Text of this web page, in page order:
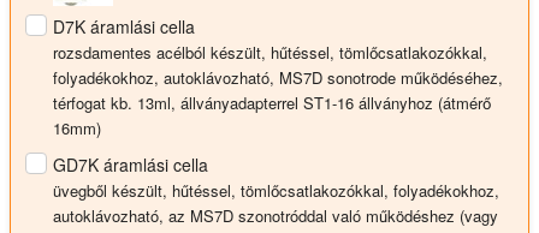
D7K áramlási cella
rozsdamentes acélból készült, hűtéssel, tömlőcsatlakozókkal,
folyadékokhoz, autoklávozható, MS7D sonotrode működéséhez,
térfogat kb. 13ml, állványadapterrel ST1-16 állványhoz (átmérő
16mm)
GD7K áramlási cella
üvegből készült, hűtéssel, tömlőcsatlakozókkal, folyadékokhoz,
autoklávozható, az MS7D szonotróddal való működéshez (vagy